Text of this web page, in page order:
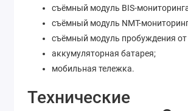
съёмный модуль BIS-
съёмный модуль NMT-
съёмный модуль пробуждения от
аккумуляторная батарея;
мобильная тележка.
Технические